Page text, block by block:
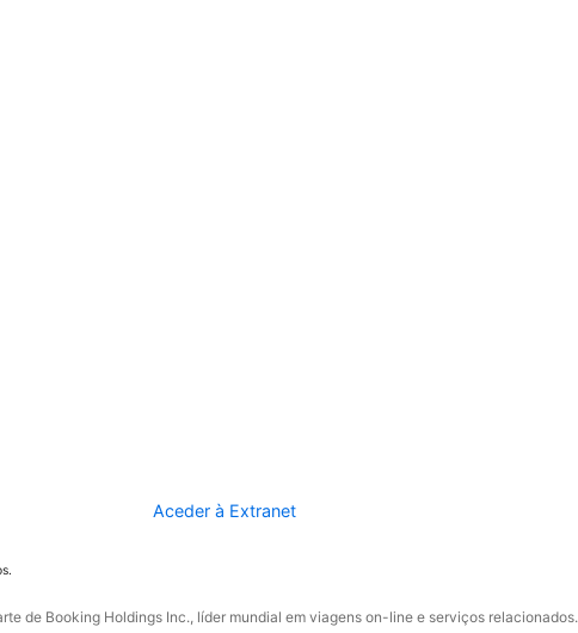
Aceder à Extranet
de Booking Holdings Inc., líder mundial em viagens on-line e serviços relacionados.